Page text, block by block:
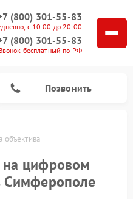
(800) 301-55-83
с 10:00 до 20:00
(800) 301-55-83
бесплатный по РФ
Позвонить
объектива
на цифровом
Симферополе